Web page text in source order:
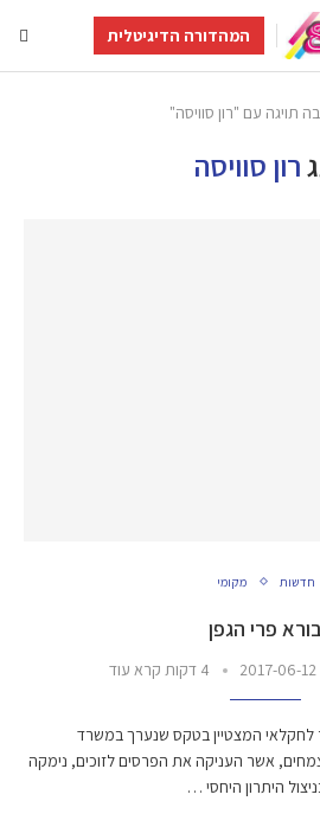
המהדורה הדיגיטלית
תויגה עם "רון סוויסה"
רון סוויסה
חדשות מקומי
פרי הגפן
2017-06-12 4 דקות קרא עוד
לחקלאי המצטיין בטקס שנערך במשרד
אשר העניקה את הפרסים לזוכים, נימקה
היתרון היחסי …